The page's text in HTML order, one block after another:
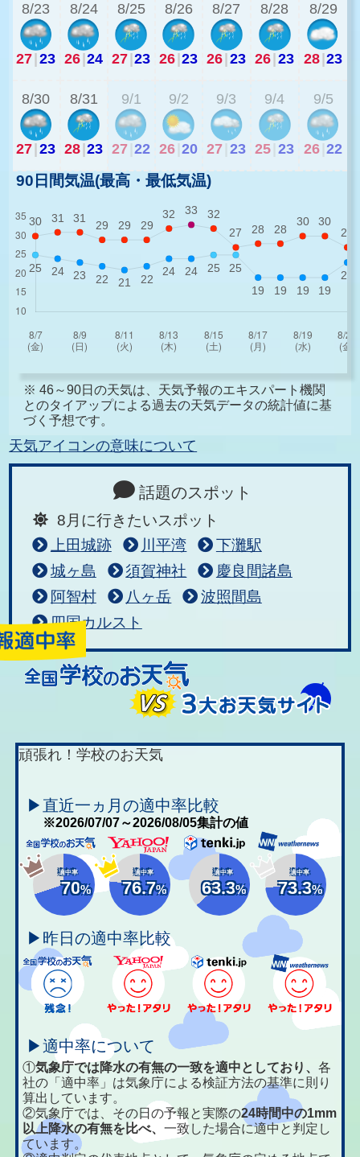
8/23
27 23
8/24
26 24
8/25
27 23
8/26
26 23
8/27
26 23
8/28
26 23
8/29
28 23
8/30
27 23
8/31
28 23
9/1
27 22
9/2
26 20
9/3
27 23
9/4
25 23
9/5
26 22
90日間気温(最高・最低気温)
※ 46～90日の天気は、天気予報のエキスパート機関
とのタイアップによる過去の天気データの統計値に基
づく予想です。
天気アイコンの意味について
話題のスポット
8月に行きたいスポット
上田城跡
川平湾
下灘駅
城ヶ島
須賀神社
慶良間諸島
阿智村
八ヶ岳
波照間島
四国カルスト
頑張れ！学校のお天気
▶直近一ヵ月の適中率比較
※2026/07/07～2026/08/05集計の値
適中率
70%
適中率
76.7%
適中率
63.3%
適中率
73.3%
▶昨日の適中率比較
▶適中率について
①気象庁では降水の有無の一致を適中としており、各
社の「適中率」は気象庁による検証方法の基準に則り
算出しています。
②気象庁では、その日の予報と実際の24時間中の1mm
以上降水の有無を比べ、一致した場合に適中と判定し
ています。